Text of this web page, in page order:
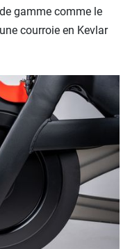
gamme comme le
courroie en Kevlar